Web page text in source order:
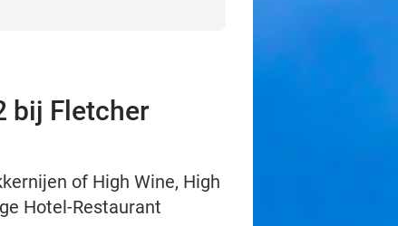
bij Fletcher
of High Wine, High
Hotel-Restaurant